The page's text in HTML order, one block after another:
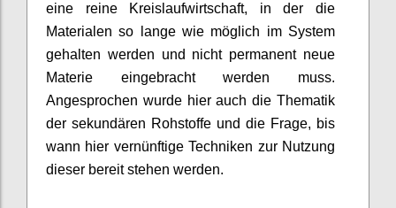
eine reine
Kreislaufwirtschaft, in der die
Materialen so lange wie möglich im System
gehalten werden und nicht permanent neue
Materie eingebracht werden muss.
Angesprochen wurde hier auch die Thematik
der sekundären Rohstoffe und die Frage, bis
wann hier vernünftige Techniken zur Nutzung
dieser bereit stehen werden.